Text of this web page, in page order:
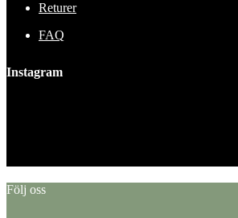
Returer
FAQ
Instagram
Följ oss